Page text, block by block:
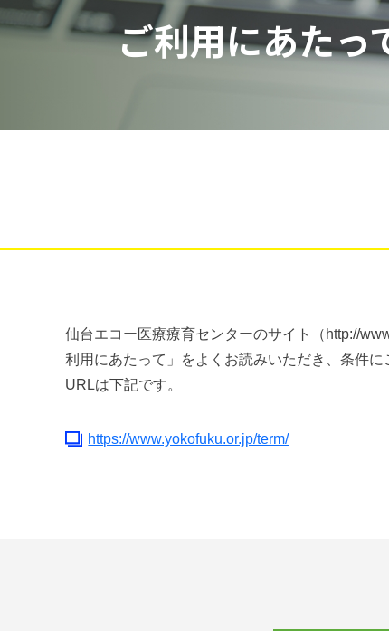
ご利用にあたっ
仙台エコー医療療育センターのサイト（http://
利用にあたって」をよくお読みいただき、条件に
URLは下記です。
https://www.yokofuku.or.jp/term/